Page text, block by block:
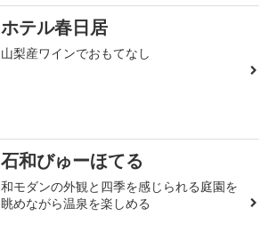
ホテル春日居
山梨産ワインでおもてなし
石和びゅーほてる
和モダンの外観と四季を感じられる庭園を
眺めながら温泉を楽しめる